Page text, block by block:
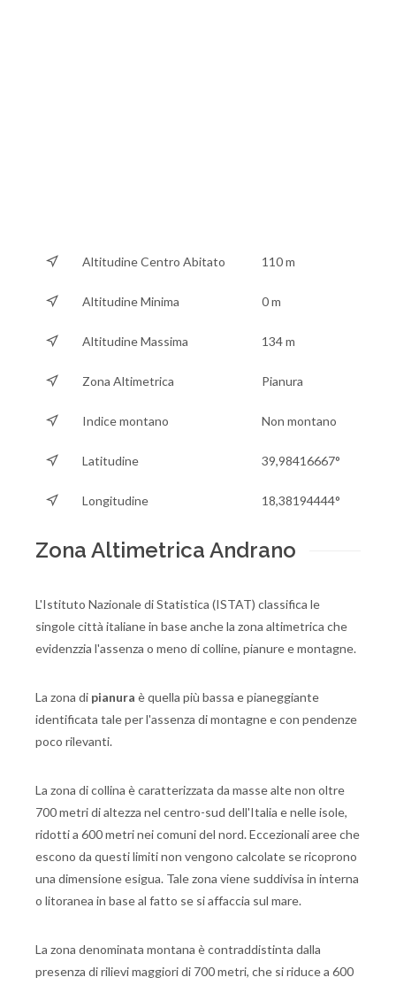
Altitudine Centro Abitato 110 m
Altitudine Minima 0 m
Altitudine Massima 134 m
Zona Altimetrica Pianura
Indice montano Non montano
Latitudine 39,98416667°
Longitudine 18,38194444°
Zona Altimetrica Andrano
L'Istituto Nazionale di Statistica (ISTAT) classifica le
singole città italiane in base anche la zona altimetrica che
evidenzzia l'assenza o meno di colline, pianure e montagne.
La zona di pianura è quella più bassa e pianeggiante
identificata tale per l'assenza di montagne e con pendenze
poco rilevanti.
La zona di collina è caratterizzata da masse alte non oltre
700 metri di altezza nel centro-sud dell'Italia e nelle isole,
ridotti a 600 metri nei comuni del nord. Eccezionali aree che
escono da questi limiti non vengono calcolate se ricoprono
una dimensione esigua. Tale zona viene suddivisa in interna
o litoranea in base al fatto se si affaccia sul mare.
La zona denominata montana è contraddistinta dalla
presenza di rilievi maggiori di 700 metri, che si riduce a 600